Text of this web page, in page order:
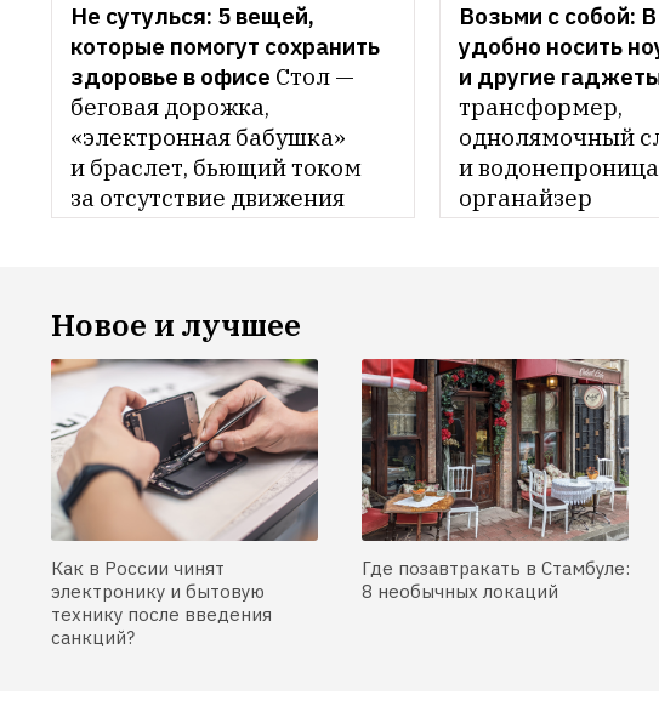
Не сутулься: 5 вещей,
которые помогут сохранить
здоровье в офисе Стол —
беговая дорожка,
«электронная бабушка»
и браслет, бьющий током
за отсутствие движения
Возьми с собой: В
удобно носить
и другие
трансформер,
однолямочный
и
органайзер
Новое и лучшее
Как в России чинят
электронику и бытовую
технику после введения
санкций?
Где позавтракать в Стамбуле:
8 необычных локаций